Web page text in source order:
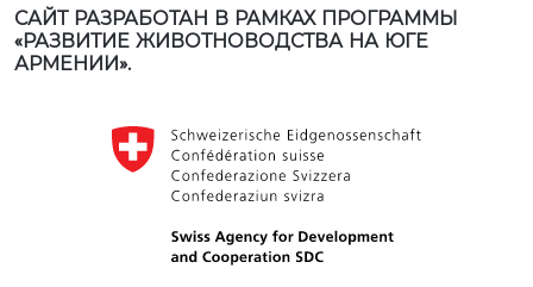
САЙТ РАЗРАБОТАН В РАМКАХ ПРОГРАММЫ
«РАЗВИТИЕ ЖИВОТНОВОДСТВА НА ЮГЕ
АРМЕНИИ».